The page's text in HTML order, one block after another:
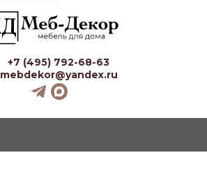
+7 (495) 792-68-63
mebdekor@yandex.ru